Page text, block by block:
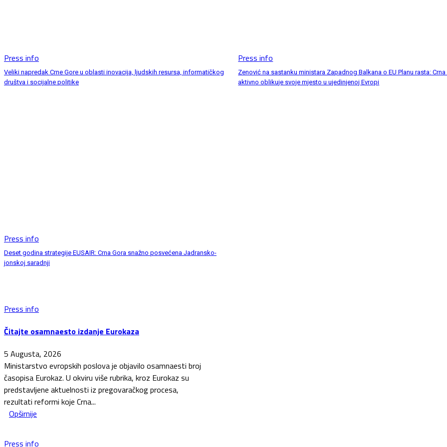
Press info
Veliki napredak Crne Gore u oblasti inovacija, ljudskih resursa, informatičkog
društva i socijalne politike
Press info
Zenović na sastanku ministara Zapadnog Balkana o EU Planu rasta: Crna
aktivno oblikuje svoje mjesto u ujedinjenoj Evropi
Press info
Deset godina strategije EUSAIR: Crna Gora snažno posvećena Jadransko-
jonskoj saradnji
Press info
Čitajte osamnaesto izdanje Eurokaza
5 Augusta, 2026
Ministarstvo evropskih poslova je objavilo osamnaesti broj
časopisa Eurokaz. U okviru više rubrika, kroz Eurokaz su
predstavljene aktuelnosti iz pregovaračkog procesa,
rezultati reformi koje Crna...
Opširnije
Press info